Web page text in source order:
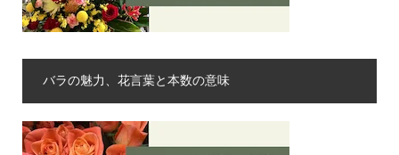
バラの魅力、花言葉と本数の意味